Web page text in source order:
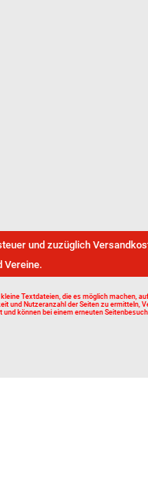
und zuzüglich
Vereine.
Textdateien, die es möglich machen,
und Nutzeranzahl der Seiten zu
können bei einem erneuten